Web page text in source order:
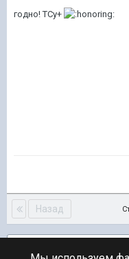
годно! ТСу+
Назад